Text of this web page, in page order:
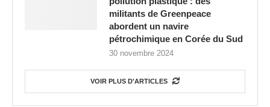
militants de Greenpeace
abordent un navire
pétrochimique en Corée du Sud
30 novembre 2024
VOIR PLUS D'ARTICLES